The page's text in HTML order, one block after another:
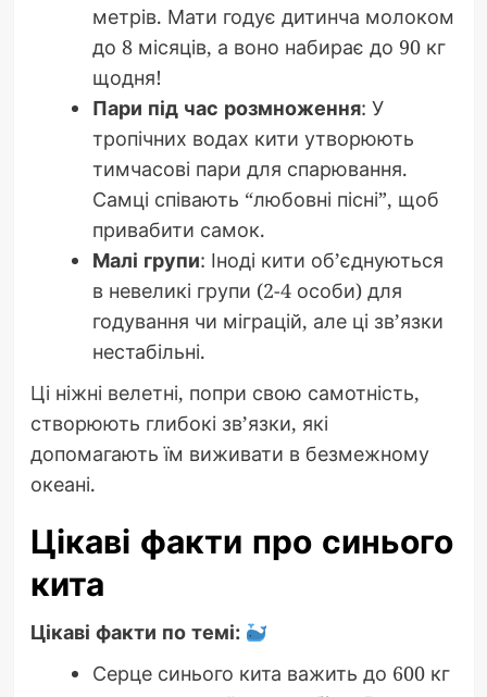
метрів. Мати годує дитинча молоком
до 8 місяців, а воно набирає до 90 кг
щодня!
Пари під час розмноження: У
тропічних водах кити утворюють
тимчасові пари для спарювання.
Самці співають “любовні пісні”, щоб
привабити самок.
Малі групи: Іноді кити об’єднуються
в невеликі групи (2-4 особи) для
годування чи міграцій, але ці зв’язки
нестабільні.
Ці ніжні велетні, попри свою самотність,
створюють глибокі зв’язки, які
допомагають їм виживати в безмежному
океані.
Цікаві факти про синього
кита
Цікаві факти по темі:
Серце синього кита важить до 600 кг